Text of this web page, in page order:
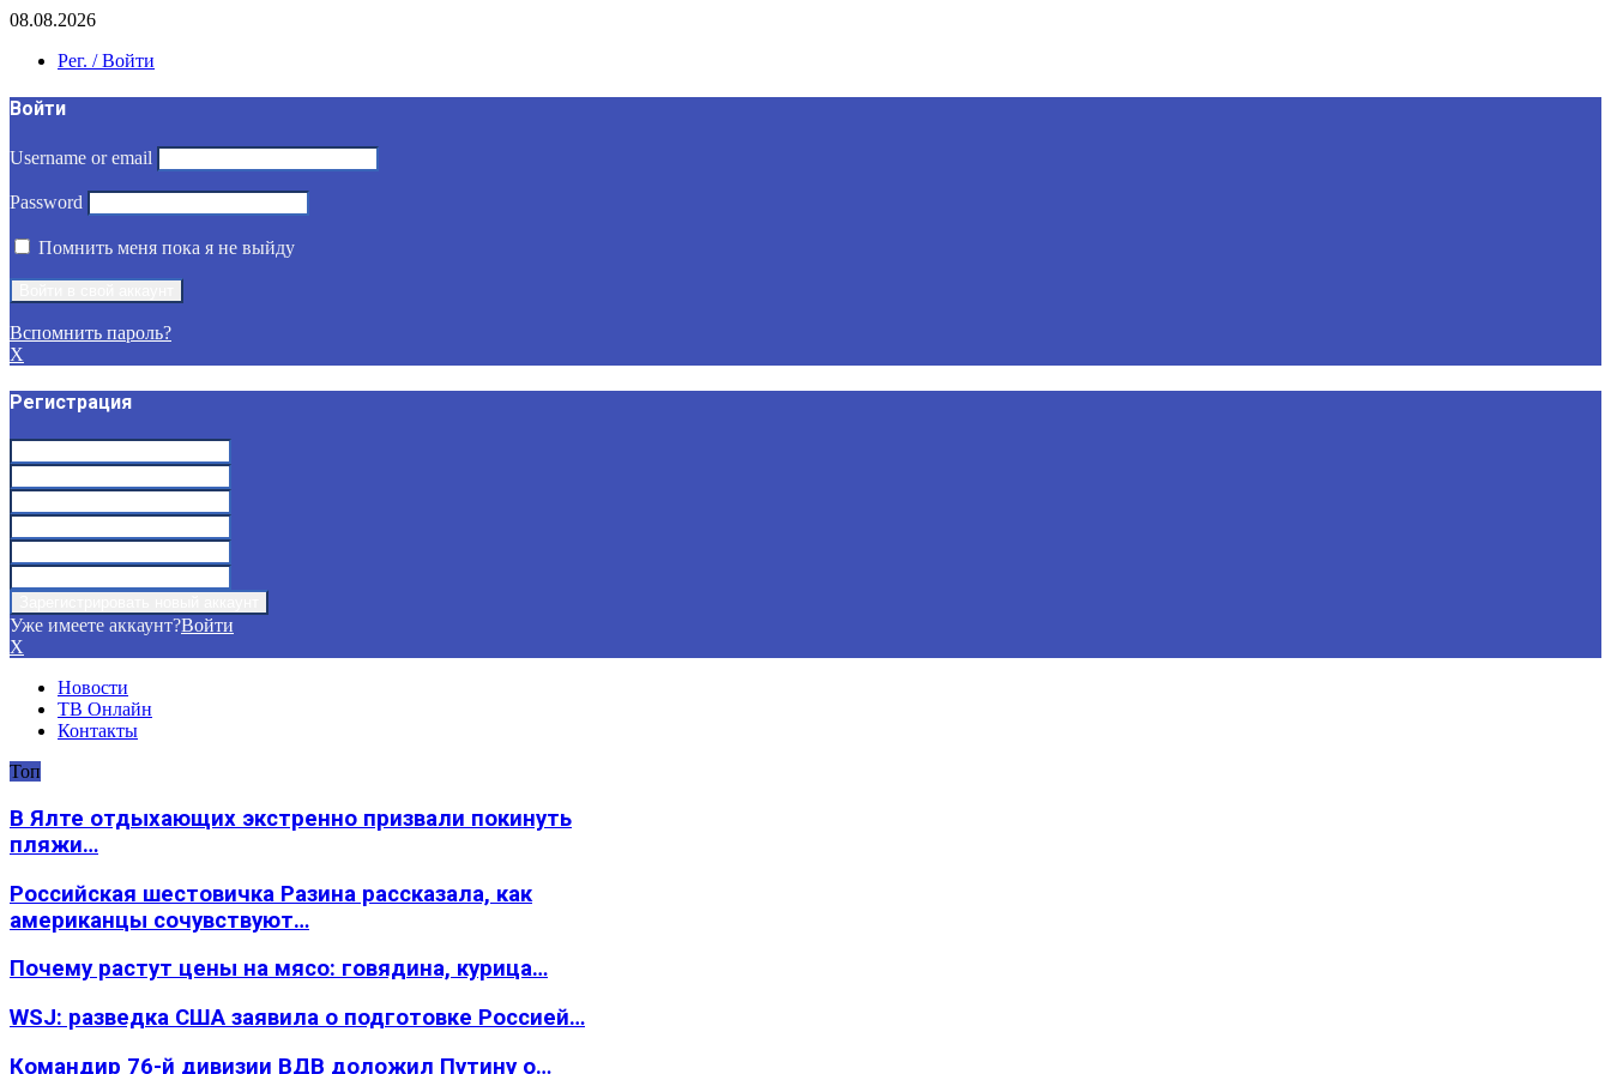
08.08.2026
Рег. / Войти
Войти
Username or email
Password
Помнить меня пока я не выйду
Вспомнить пароль?
X
Регистрация
Уже имеете аккаунт?Войти
X
Новости
ТВ Онлайн
Контакты
Топ
В Ялте отдыхающих экстренно призвали покинуть
пляжи…
Российская шестовичка Разина рассказала, как
американцы сочувствуют…
Почему растут цены на мясо: говядина, курица…
WSJ: разведка США заявила о подготовке Россией…
Командир 76-й дивизии ВДВ доложил Путину о…